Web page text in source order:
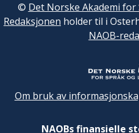
© Det Norske Akademi
Redaksjonen holder til i
NAOB-
Om bruk av
NAOBs finansielle